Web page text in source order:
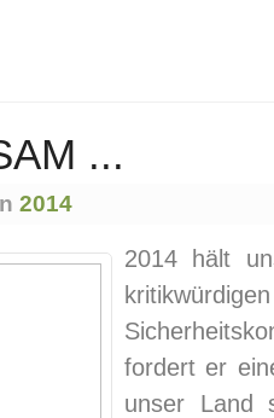
...
2014
2014 hält
fordert er
unser Land